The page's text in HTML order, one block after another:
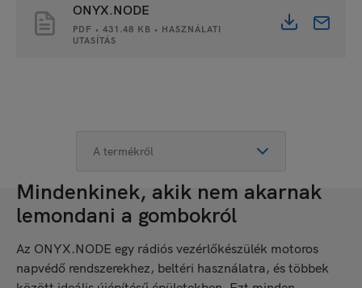
ONYX.NODE
PDF • 431.48 KB • HASZNÁLATI
UTASÍTÁS
Mindenkinek, akik nem akarnak
lemondani a gombokról
Az ONYX.NODE egy rádiós vezérlőkészülék motoros
napvédő rendszerekhez, beltéri használatra, és többek